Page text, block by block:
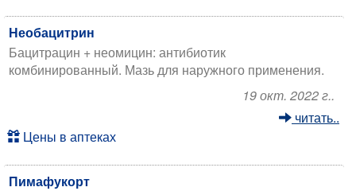
Необацитрин
Бацитрацин + неомицин: антибиотик
комбинированный. Мазь для наружного применения.
19 окт. 2022 г..
читать..
Цены в аптеках
Пимафукорт